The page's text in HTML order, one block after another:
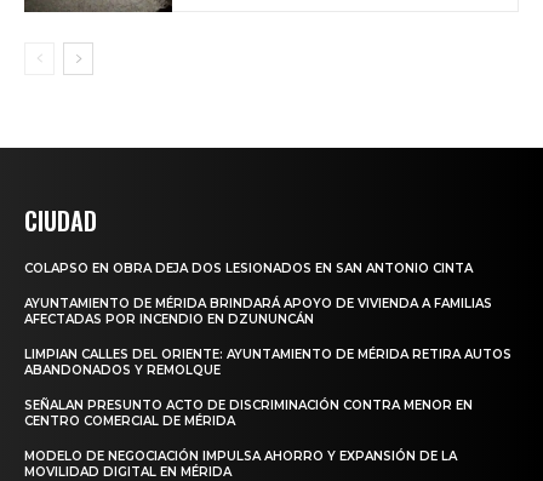
CIUDAD
COLAPSO EN OBRA DEJA DOS LESIONADOS EN SAN ANTONIO CINTA
AYUNTAMIENTO DE MÉRIDA BRINDARÁ APOYO DE VIVIENDA A FAMILIAS
AFECTADAS POR INCENDIO EN DZUNUNCÁN
LIMPIAN CALLES DEL ORIENTE: AYUNTAMIENTO DE MÉRIDA RETIRA AUTOS
ABANDONADOS Y REMOLQUE
SEÑALAN PRESUNTO ACTO DE DISCRIMINACIÓN CONTRA MENOR EN
CENTRO COMERCIAL DE MÉRIDA
MODELO DE NEGOCIACIÓN IMPULSA AHORRO Y EXPANSIÓN DE LA
MOVILIDAD DIGITAL EN MÉRIDA